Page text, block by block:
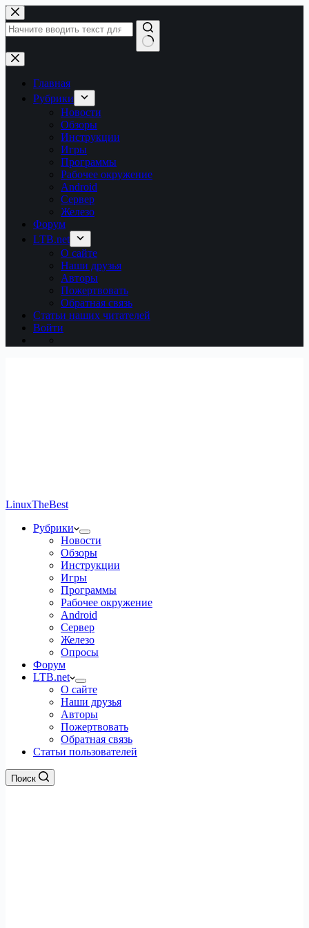
Перейти
к
сути
Ничего
не
найденоГлавная
Рубрики
Новости
Обзоры
Инструкции
Игры
Программы
Рабочее окружение
Android
Сервер
Железо
Форум
LTB.net
О сайте
Наши друзья
Авторы
Пожертвовать
Обратная связь
Статьи наших читателей
Войти
LinuxTheBest
Рубрики
Новости
Обзоры
Инструкции
Игры
Программы
Рабочее окружение
Android
Сервер
Железо
Опросы
Форум
LTB.net
О сайте
Наши друзья
Авторы
Пожертвовать
Обратная связь
Статьи пользователей
Поиск